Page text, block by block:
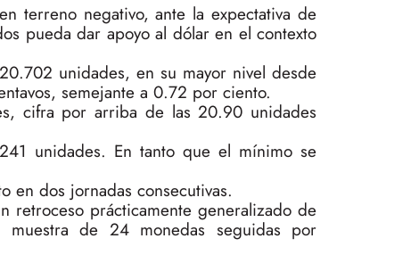
terreno negativo, ante la expectativa de
pueda dar apoyo al dólar en el contexto
unidades, en su mayor nivel desde
semejante a 0.72 por ciento.
cifra por arriba de las 20.90 unidades
unidades. En tanto que el mínimo se
en dos jornadas consecutivas.
retroceso prácticamente generalizado de
muestra de 24 monedas seguidas por